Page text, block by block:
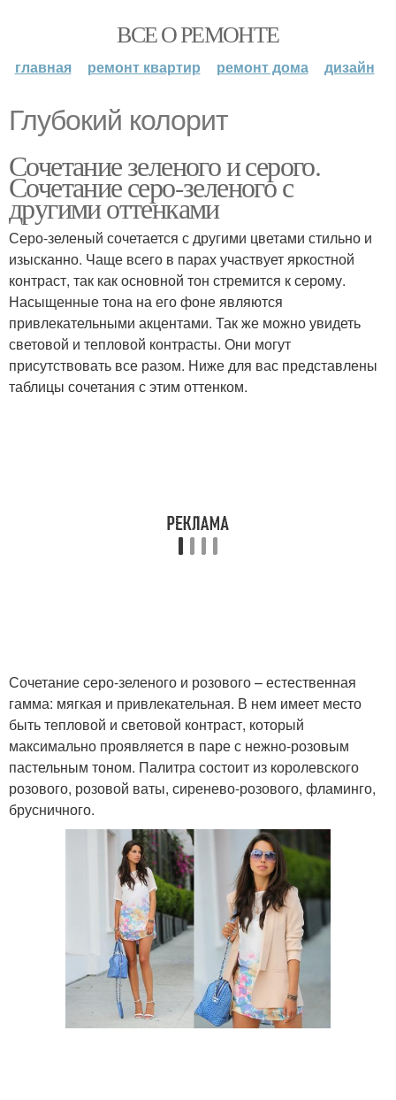
ВСЕ О РЕМОНТЕ
главная ремонт квартир ремонт дома дизайн
Глубокий колорит
Сочетание зеленого и серого.
Сочетание серо-зеленого с
другими оттенками
Серо-зеленый сочетается с другими цветами стильно и
изысканно. Чаще всего в парах участвует яркостной
контраст, так как основной тон стремится к серому.
Насыщенные тона на его фоне являются
привлекательными акцентами. Так же можно увидеть
световой и тепловой контрасты. Они могут
присутствовать все разом. Ниже для вас представлены
таблицы сочетания с этим оттенком.
Сочетание серо-зеленого и розового – естественная
гамма: мягкая и привлекательная. В нем имеет место
быть тепловой и световой контраст, который
максимально проявляется в паре с нежно-розовым
пастельным тоном. Палитра состоит из королевского
розового, розовой ваты, сиренево-розового, фламинго,
брусничного.